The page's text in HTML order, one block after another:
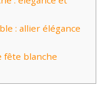
: allier élégance
fête blanche